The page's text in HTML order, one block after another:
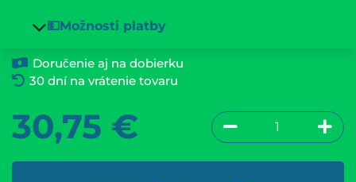
💵Možnosti platby
Doručenie aj na dobierku
30 dní na vrátenie tovaru
30,75 €